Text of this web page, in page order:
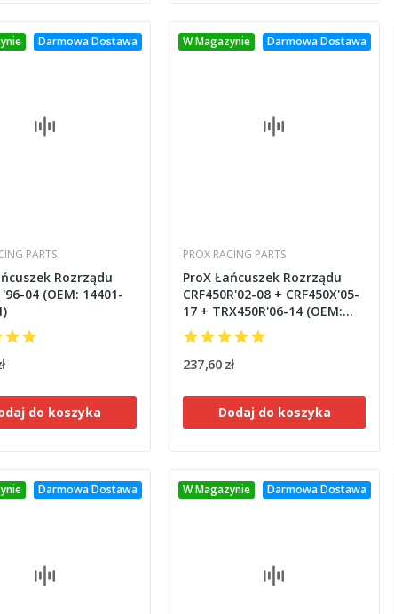
Darmowa Dostawa
PARTS
Rozrządu
'96-04 (OEM: 14401-
do koszyka
W Magazynie Darmowa Dostawa
PROX RACING PARTS
ProX Łańcuszek Rozrządu
CRF450R'02-08 + CRF450X'05-
17 + TRX450R'06-14 (OEM:
14401-MEB-671)
237,60 zł
Dodaj do koszyka
Darmowa Dostawa W Magazynie Darmowa Dostawa